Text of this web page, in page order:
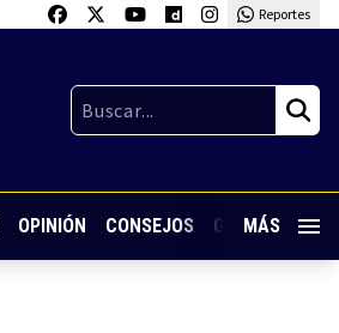
Reportes
OPINIÓN CONSEJOS GUARDIA
MÁS